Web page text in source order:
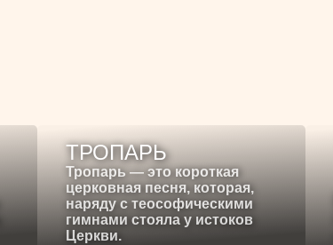
ТРОПАРЬ
Тропарь — это короткая
церковная песня, которая,
наряду с теософическими
гимнами стояла у истоков
Церкви.